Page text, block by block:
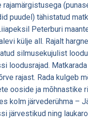
rajamärgistusega
puudel) tähistatud
Peterburi
külje all. Rajalt
silmusekujulist
loodusrajad.
rajast. Rada kulgeb
ooside ja mõhnastike
kolm järvederühma –
järvestikud ning